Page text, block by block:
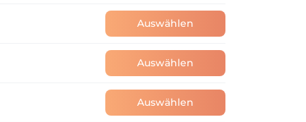
Auswählen
Auswählen
Auswählen